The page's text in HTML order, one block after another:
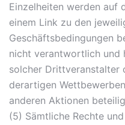
Einzelheiten werden auf
einem Link zu den
Geschäftsbedingungen
nicht verantwortlich und
solcher Drittveranstalter
derartigen
anderen Aktionen
(5) Sämtliche Rechte